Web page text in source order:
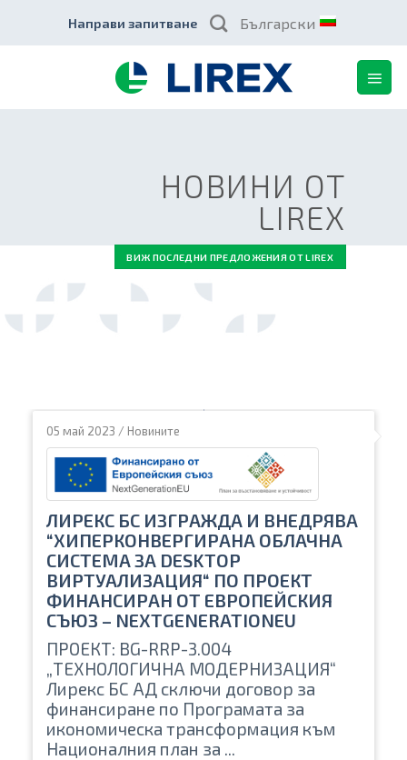
content
Направи запитване Български
НОВИНИ ОТ
LIREX
ВИЖ ПОСЛЕДНИ ПРЕДЛОЖЕНИЯ ОТ LIREX
05 май 2023 / Новините
ЛИРЕКС БС ИЗГРАЖДА И ВНЕДРЯВА
“ХИПЕРКОНВЕРГИРАНА ОБЛАЧНА
СИСТЕМА ЗА DESKTOP
ВИРТУАЛИЗАЦИЯ“ ПО ПРОЕКТ
ФИНАНСИРАН ОТ ЕВРОПЕЙСКИЯ
СЪЮЗ – NEXTGENERATIONEU
ПРОЕКТ: BG-RRP-3.004
„ТЕХНОЛОГИЧНА МОДЕРНИЗАЦИЯ“
Лирекс БС АД сключи договор за
финансиране по Програмата за
икономическа трансформация към
Националния план за ...